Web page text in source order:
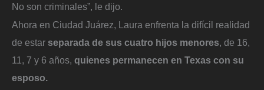
No son criminales”, le dijo.
Ahora en Ciudad Juárez, Laura enfrenta la difícil realidad
de estar separada de sus cuatro hijos menores, de 16,
11, 7 y 6 años, quienes permanecen en Texas con su
esposo.